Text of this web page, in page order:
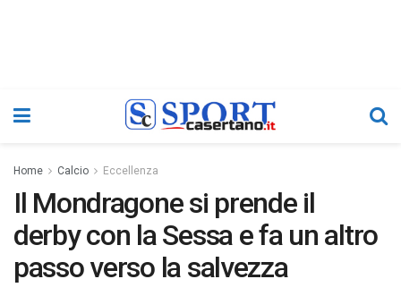
Home Calcio Eccellenza
Il Mondragone si prende il
derby con la Sessa e fa un altro
passo verso la salvezza